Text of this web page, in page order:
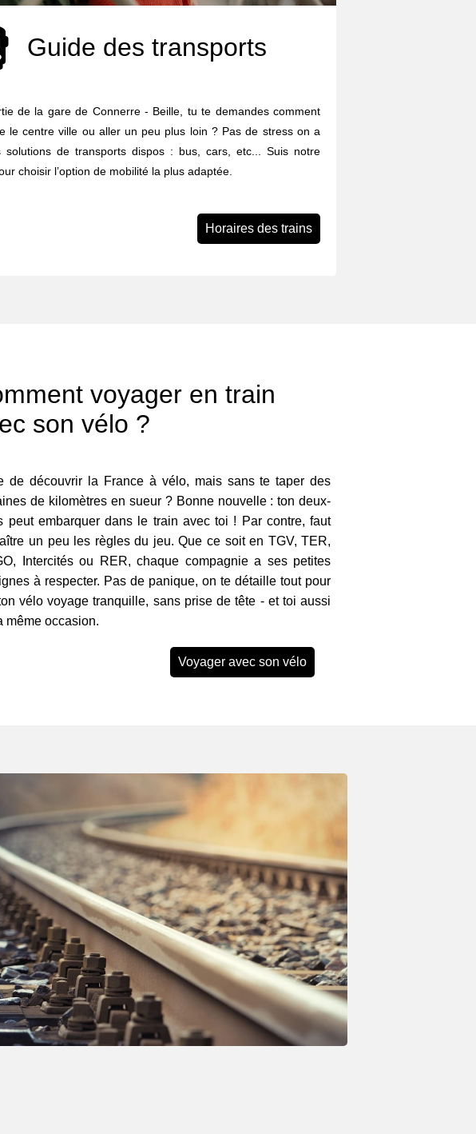
Guide des transports
de la gare de Connerre - Beille, tu te demandes comment
le centre ville ou aller un peu plus loin ? Pas de stress on a
solutions de transports dispos : bus, cars, etc... Suis notre
choisir l’option de mobilité la plus adaptée.
Horaires des trains
voyager en train
son vélo ?
de découvrir la France à vélo, mais sans te taper des
de kilomètres en sueur ? Bonne nouvelle : ton deux-
peut embarquer dans le train avec toi ! Par contre, faut
un peu les règles du jeu. Que ce soit en TGV, TER,
Intercités ou RER, chaque compagnie a ses petites
à respecter. Pas de panique, on te détaille tout pour
vélo voyage tranquille, sans prise de tête - et toi aussi
même occasion.
Voyager avec son vélo